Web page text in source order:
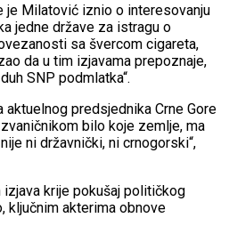
je Milatović iznio o interesovanju
jedne države za istragu o
sa švercom cigareta,
da u tim izjavama prepoznaje,
SNP podmlatka“.
aktuelnog predsjednika Crne Gore
bilo koje zemlje, ma
ni državnički, ni crnogorski“,
krije pokušaj političkog
ključnim akterima obnove